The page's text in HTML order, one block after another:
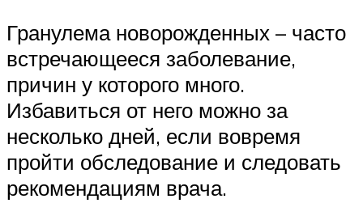
Гранулема новорожденных – часто
встречающееся заболевание,
причин у которого много.
Избавиться от него можно за
несколько дней, если вовремя
пройти обследование и следовать
рекомендациям врача.